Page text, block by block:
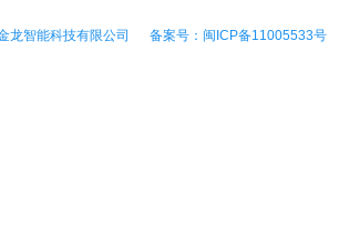
龙智能科技有限公司 备案号：闽ICP备11005533号